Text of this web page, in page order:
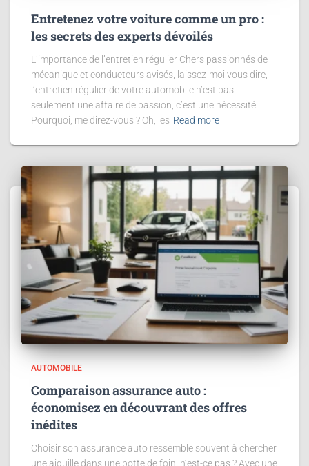
Entretenez votre voiture comme un pro :
les secrets des experts dévoilés
L’importance de l’entretien régulier Chers passionnés de
mécanique et conducteurs avisés, laissez-moi vous dire,
l’entretien régulier de votre automobile n’est pas
seulement une affaire de passion, c’est une nécessité.
Pourquoi, me direz-vous ? Oh, les Read more
AUTOMOBILE
Comparaison assurance auto :
économisez en découvrant des offres
inédites
Choisir son assurance auto ressemble souvent à chercher
une aiguille dans une botte de foin, n’est-ce pas ? Avec une